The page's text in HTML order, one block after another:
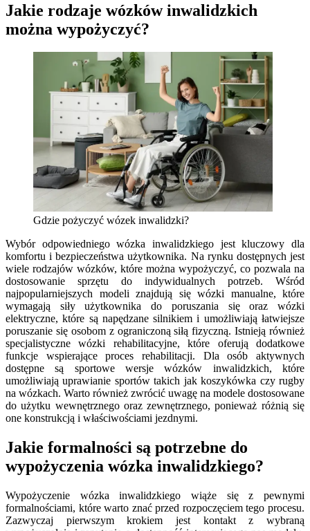
Jakie rodzaje wózków inwalidzkich
można wypożyczyć?
Gdzie pożyczyć wózek inwalidzki?
Wybór odpowiedniego wózka inwalidzkiego jest kluczowy dla
komfortu i bezpieczeństwa użytkownika. Na rynku dostępnych jest
wiele rodzajów wózków, które można wypożyczyć, co pozwala na
dostosowanie sprzętu do indywidualnych potrzeb. Wśród
najpopularniejszych modeli znajdują się wózki manualne, które
wymagają siły użytkownika do poruszania się oraz wózki
elektryczne, które są napędzane silnikiem i umożliwiają łatwiejsze
poruszanie się osobom z ograniczoną siłą fizyczną. Istnieją również
specjalistyczne wózki rehabilitacyjne, które oferują dodatkowe
funkcje wspierające proces rehabilitacji. Dla osób aktywnych
dostępne są sportowe wersje wózków inwalidzkich, które
umożliwiają uprawianie sportów takich jak koszykówka czy rugby
na wózkach. Warto również zwrócić uwagę na modele dostosowane
do użytku wewnętrznego oraz zewnętrznego, ponieważ różnią się
one konstrukcją i właściwościami jezdnymi.
Jakie formalności są potrzebne do
wypożyczenia wózka inwalidzkiego?
Wypożyczenie wózka inwalidzkiego wiąże się z pewnymi
formalnościami, które warto znać przed rozpoczęciem tego procesu.
Zazwyczaj pierwszym krokiem jest kontakt z wybraną